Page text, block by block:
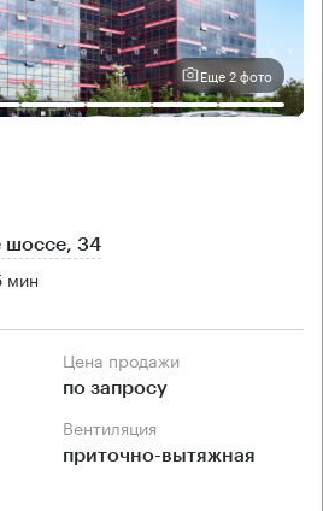
Еще 2 фото
шоссе, 34
мин
Цена продажи
по запросу
Вентиляция
приточно-вытяжная